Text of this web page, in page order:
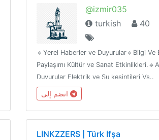
@izmir035
turkish
40
🔹Yerel Haberler ve Duyurular🔹Bilgi Ve
Paylaşımı Kültür ve Sanat
Duyurular Elektrik ve Su kesintileri Vs..
LİNKZZERS | Türk İfşa